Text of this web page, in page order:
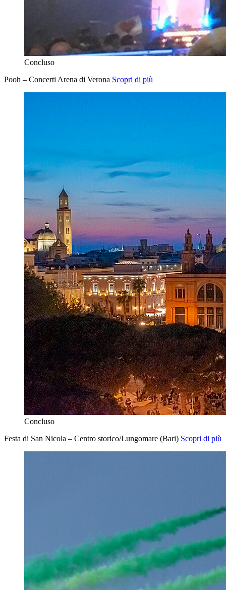
Concluso
Pooh – Concerti Arena di Verona Scopri di più
Concluso
Festa di San Nicola – Centro storico/Lungomare (Bari) Scopri di più